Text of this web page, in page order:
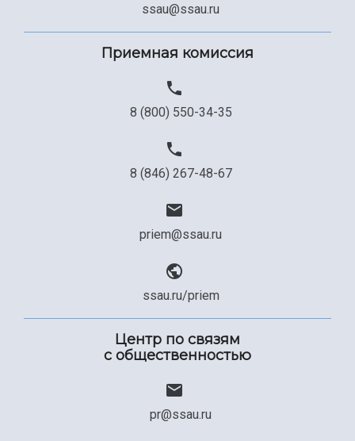
ssau@ssau.ru
Приемная комиссия
8 (800) 550-34-35
8 (846) 267-48-67
priem@ssau.ru
ssau.ru/priem
Центр по связям
с общественностью
pr@ssau.ru